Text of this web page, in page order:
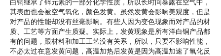
白铜继承了锌元素的一部分化学性质，所以长时间暴露在空气中，
其表面也会被空气氧化，颜色发黄。虽然发黄会影响美观度，但是
对产品的性能却没有丝毫影响。有些人因为变色现象而对产品的材
质、工艺等方面产生质疑。实际上，发黄现象是所有洋白铜产品都
有的问题，跟材料和加工工艺没有关系，所以，只要不影响性能，
不必太过在意发黄问题，高温加热后发黄是因为高温加速了氧化反